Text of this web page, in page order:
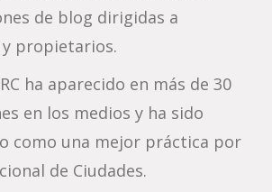
de blog dirigidas a
propietarios.
ha aparecido en más de 30
en los medios y ha sido
como una mejor práctica por
de Ciudades.